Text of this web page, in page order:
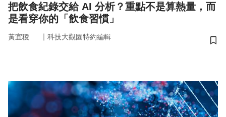
把飲食紀錄交給 AI 分析？重點不是算熱量，而
是看穿你的「飲食習慣」
黃宜稜 ｜ 科技大觀園特約編輯
儲